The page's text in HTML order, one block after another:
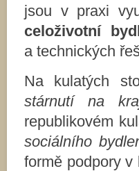
jsou v praxi
celoživotní
a technických
Na kulatých
stárnutí na
republikovém
sociálního
formě podpory v